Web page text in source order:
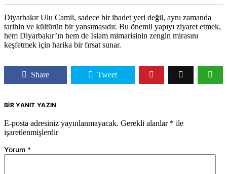
Diyarbakır Ulu Camii, sadece bir ibadet yeri değil, aynı zamanda
tarihin ve kültürün bir yansımasıdır. Bu önemli yapıyı ziyaret etmek,
hem Diyarbakır’ın hem de İslam mimarisinin zengin mirasını
keşfetmek için harika bir fırsat sunar.
Share Tweet
BIR YANIT YAZIN
E-posta adresiniz yayınlanmayacak. Gerekli alanlar * ile
işaretlenmişlerdir
Yorum *